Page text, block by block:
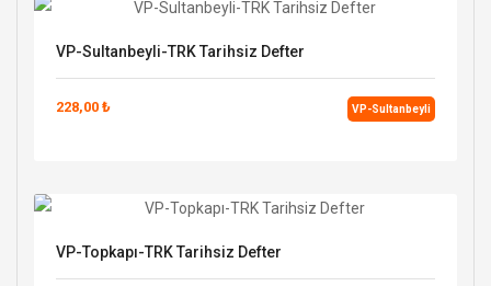
VP-Sultanbeyli-TRK Tarihsiz Defter
228,00 ₺ VP-Sultanbeyli
VP-Topkapı-TRK Tarihsiz Defter